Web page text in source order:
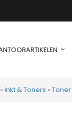
» Inkt & Toners »